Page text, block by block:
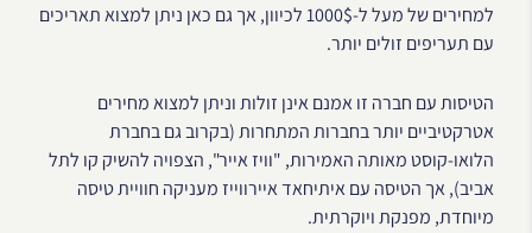
למחירים של מעל ל-1000$ לכיוון, אך גם כאן ניתן למצוא תאריכים
עם תעריפים זולים יותר.
הטיסות עם חברה זו אמנם אינן זולות וניתן למצוא מחירים
אטרקטיביים יותר בחברות המתחרות (בקרוב גם בחברת
הלואו-קוסט מאותה האמירות, "וויז אייר", הצפויה להשיק קו לתל
אביב), אך הטיסה עם איתיחאד איירווייז מעניקה חוויית טיסה
מיוחדת, מפנקת ויוקרתית.